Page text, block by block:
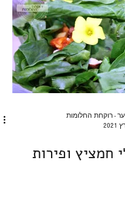
- רוקחת החלומות
חמציץ ופירות